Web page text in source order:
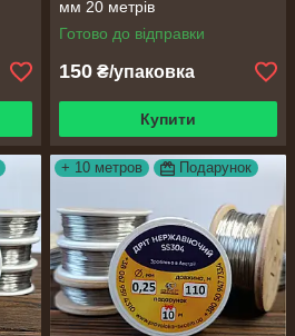
мм 20 метрів
Готово до відправки
150 ₴/упаковка
Купити
+ 10 метров Подарунок